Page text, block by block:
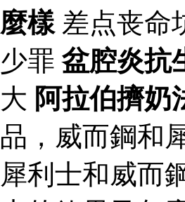
麼樣 差点丧命
少罪盆腔炎抗
大 阿拉伯擠奶
品，威而鋼和
犀利士和威而